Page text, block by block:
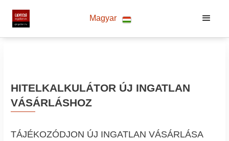
Magyar
HITELKALKULÁTOR ÚJ INGATLAN
VÁSÁRLÁSHOZ
TÁJÉKOZÓDJON ÚJ INGATLAN VÁSÁRLÁSA